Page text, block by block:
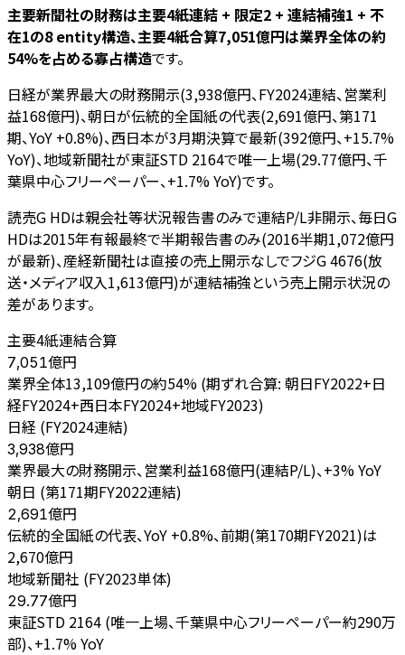
主要新聞社の財務は主要4紙連結 + 限定2 + 連結補強1 + 不
在1の8 entity構造、主要4紙合算7,051億円は業界全体の約
54%を占める寡占構造です。
日経が業界最大の財務開示(3,938億円、FY2024連結、営業利
益168億円)、朝日が伝統的全国紙の代表(2,691億円、第171
期、YoY +0.8%)、西日本が3月期決算で最新(392億円、+15.7%
YoY)、地域新聞社が東証STD 2164で唯一上場(29.77億円、千
葉県中心フリーペーパー、+1.7% YoY)です。
読売G HDは親会社等状況報告書のみで連結P/L非開示、毎日G
HDは2015年有報最終で半期報告書のみ(2016半期1,072億円
が最新)、産経新聞社は直接の売上開示なしでフジG 4676(放
送・メディア収入1,613億円)が連結補強という売上開示状況の
差があります。
主要4紙連結合算
7,051億円
業界全体13,109億円の約54% (期ずれ合算: 朝日FY2022+日
経FY2024+西日本FY2024+地域FY2023)
日経 (FY2024連結)
3,938億円
業界最大の財務開示、営業利益168億円(連結P/L)、+3% YoY
朝日 (第171期FY2022連結)
2,691億円
伝統的全国紙の代表、YoY +0.8%、前期(第170期FY2021)は
2,670億円
地域新聞社 (FY2023単体)
29.77億円
東証STD 2164 (唯一上場、千葉県中心フリーペーパー約290万
部)、+1.7% YoY